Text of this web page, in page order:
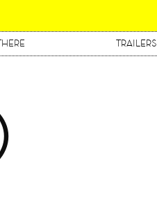
TRAILERS